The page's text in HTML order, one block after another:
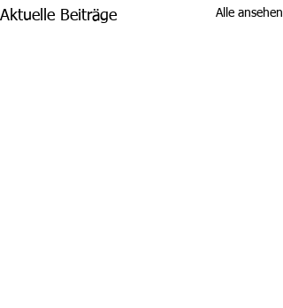
Aktuelle Beiträge Alle ansehen